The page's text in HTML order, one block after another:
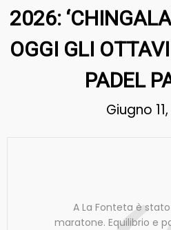
2026:
OGGI GLI
PADEL
Giugno
A La Fonteta è
maratone. Equilibrio e